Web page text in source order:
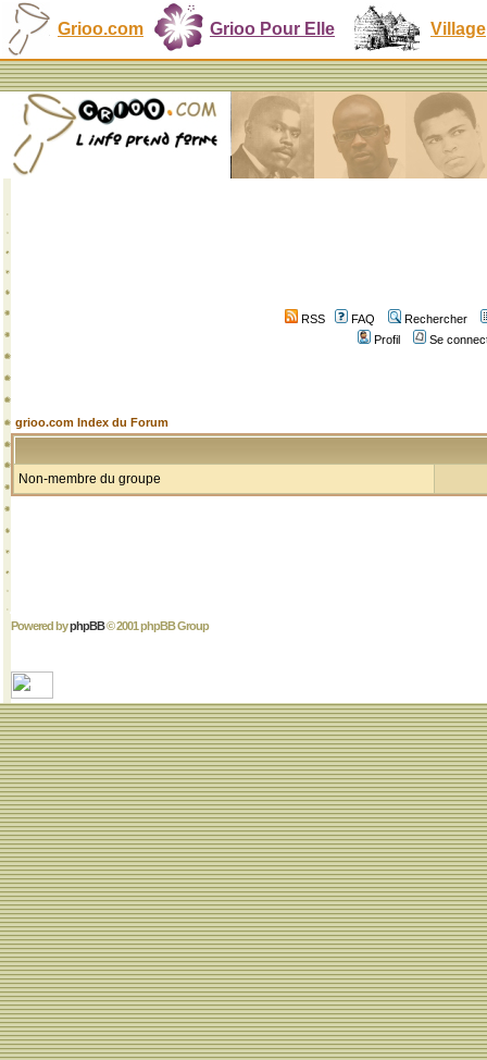
Grioo.com Grioo Pour Elle Village
RSS FAQ
Rechercher
Profil
Se
grioo.com Index du Forum
Non-membre du groupe
Powered byphpBB© 2001 phpBB Group